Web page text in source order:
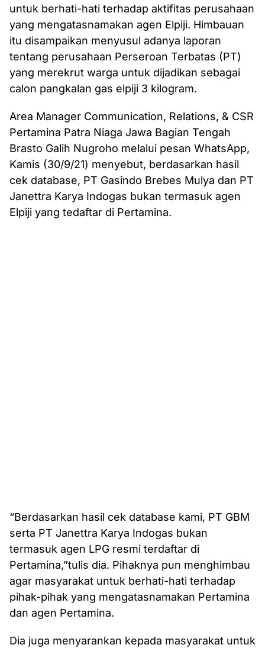
untuk berhati-hati terhadap aktifitas perusahaan
yang mengatasnamakan agen Elpiji. Himbauan
itu disampaikan menyusul adanya laporan
tentang perusahaan Perseroan Terbatas (PT)
yang merekrut warga untuk dijadikan sebagai
calon pangkalan gas elpiji 3 kilogram.
Area Manager Communication, Relations, & CSR
Pertamina Patra Niaga Jawa Bagian Tengah
Brasto Galih Nugroho melalui pesan WhatsApp,
Kamis (30/9/21) menyebut, berdasarkan hasil
cek database, PT Gasindo Brebes Mulya dan PT
Janettra Karya Indogas bukan termasuk agen
Elpiji yang tedaftar di Pertamina.
“Berdasarkan hasil cek database kami, PT GBM
serta PT Janettra Karya Indogas bukan
termasuk agen LPG resmi terdaftar di
Pertamina,”tulis dia. Pihaknya pun menghimbau
agar masyarakat untuk berhati-hati terhadap
pihak-pihak yang mengatasnamakan Pertamina
dan agen Pertamina.
Dia juga menyarankan kepada masyarakat untuk